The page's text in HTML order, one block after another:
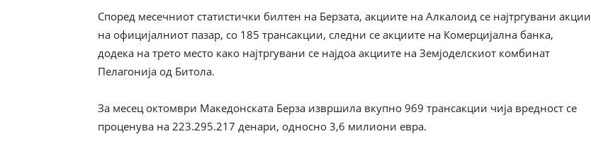
Според месечниот статистички билтен на Берзата, акциите на Алкалоид се најтргувани акции
на официјалниот пазар, со 185 трансакции, следни се акциите на Комерцијална банка,
додека на трето место како најтргувани се најдоа акциите на Земјоделскиот комбинат
Пелагонија од Битола.
За месец октомври Македонската Берза извршила вкупно 969 трансакции чија вредност се
проценува на 223.295.217 денари, односно 3,6 милиони евра.